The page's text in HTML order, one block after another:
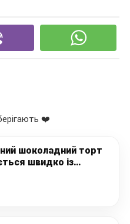
❤️
шоколадний торт
швидко із
(навіть не думала,